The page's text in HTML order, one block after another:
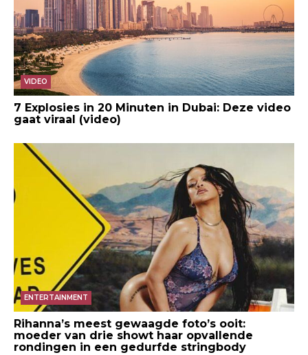
VIDEO
7 Explosies in 20 Minuten in Dubai: Deze video
gaat viraal (video)
ENTERTAINMENT
Rihanna’s meest gewaagde foto’s ooit:
moeder van drie showt haar opvallende
rondingen in een gedurfde stringbody